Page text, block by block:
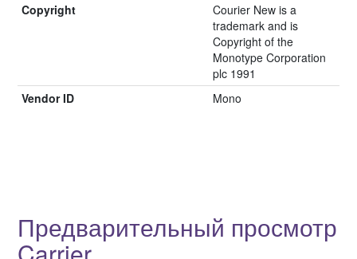
Copyright
Courier New is a
trademark and is
Copyright of the
Monotype Corporation
plc 1991
Vendor ID
Mono
Предварительный просмотр